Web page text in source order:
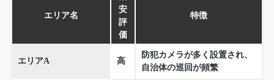
エリア名
安
評
価
特徴
エリアA 高
防犯カメラが多く設置され、
自治体の巡回が頻繁